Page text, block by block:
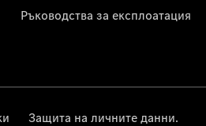
Ръководства за експлоатация
Защита на личните данни.